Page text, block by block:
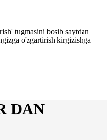
tugmasini bosib saytdan
o'zgartirish kirgizishga
DAN